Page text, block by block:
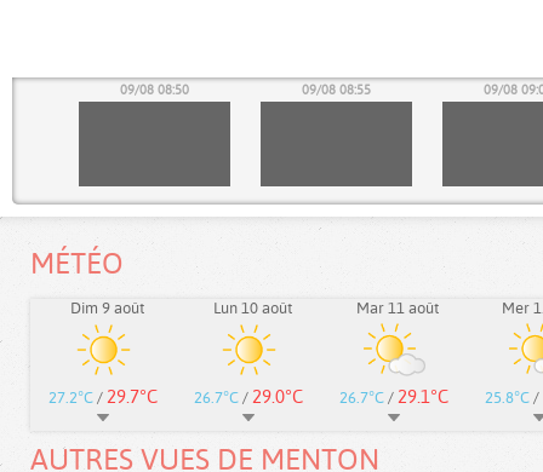
09/08 08:50 09/08 08:55 09/08
MÉTÉO
Dim 9 août
27.2°C / 29.7°C
Lun 10 août
26.7°C / 29.0°C
Mar 11 août
26.7°C / 29.1°C
Mer
25.8°C /
AUTRES VUES DE MENTON